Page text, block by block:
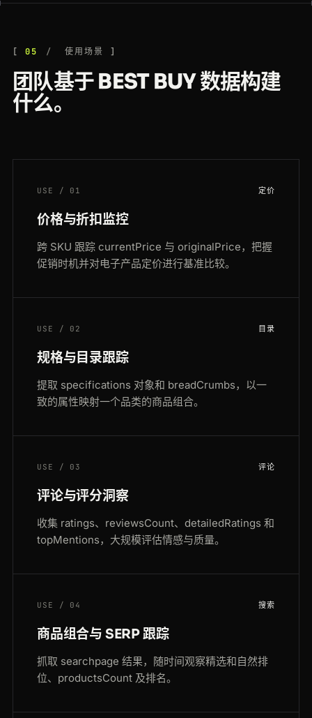
05 使用场景
团队基于 BEST BUY 数据构建
什么。
USE / 01 定价
价格与折扣监控
跨 SKU 跟踪 currentPrice 与 originalPrice，把握
促销时机并对电子产品定价进行基准比较。
USE / 02 目录
规格与目录跟踪
提取 specifications 对象和 breadCrumbs，以一
致的属性映射一个品类的商品组合。
USE / 03 评论
评论与评分洞察
收集 ratings、reviewsCount、detailedRatings 和
topMentions，大规模评估情感与质量。
USE / 04 搜索
商品组合与 SERP 跟踪
抓取 searchpage 结果，随时间观察精选和自然排
位、productsCount 及排名。